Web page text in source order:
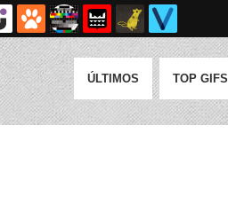
ÚLTIMOS TOP GIFS